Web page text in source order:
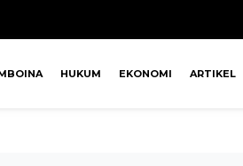
HUKUM EKONOMI ARTIKEL